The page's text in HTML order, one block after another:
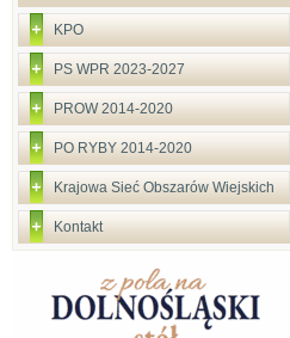
KPO
PS WPR 2023-2027
PROW 2014-2020
PO RYBY 2014-2020
Krajowa Sieć Obszarów Wiejskich
Kontakt